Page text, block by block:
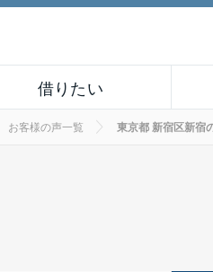
借りたい
お客様の声一覧 東京都 新宿区新宿